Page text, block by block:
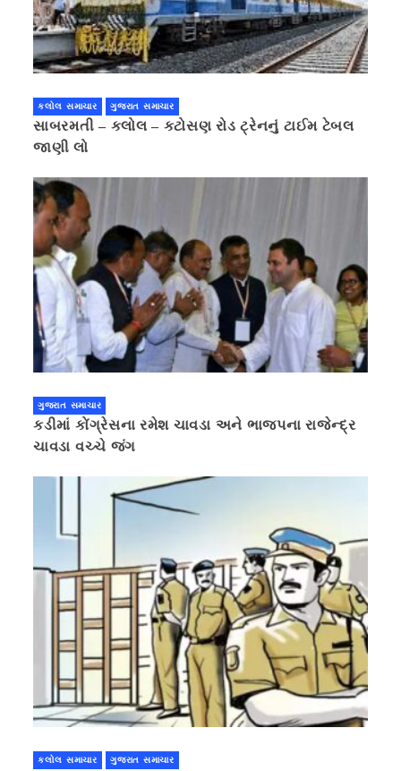
કલોલ સમાચાર ગુજરાત સમાચાર
સાબરમતી – કલોલ – કટોસણ રોડ ટ્રેનનું ટાઈમ ટેબલ
જાણી લો
ગુજરાત સમાચાર
કડીમાં કોંગ્રેસના રમેશ ચાવડા અને ભાજપના રાજેન્દ્ર
ચાવડા વચ્ચે જંગ
કલોલ સમાચાર ગુજરાત સમાચાર